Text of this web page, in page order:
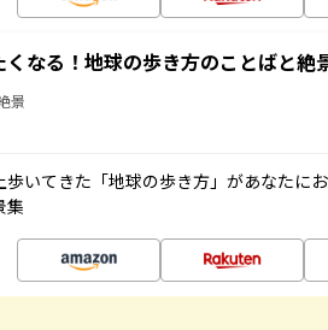
なる！地球の歩き方のことばと絶
景
歩いてきた「地球の歩き方」があなたに
集